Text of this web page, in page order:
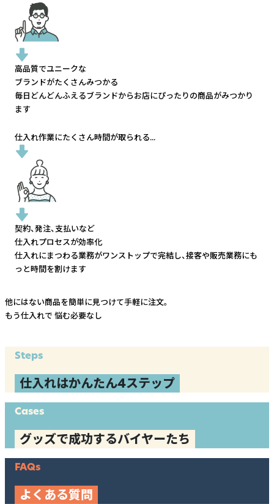
高品質でユニークな
ブランドがたくさんみつかる
毎日どんどんふえるブランドからお店にぴったりの商品がみつかり
ます
仕入れ作業にたくさん時間が取られる...
契約、発注、支払いなど
仕入れプロセスが効率化
仕入れにまつわる業務がワンストップで完結し、接客や販売業務にも
っと時間を割けます
他にはない商品を簡単に見つけて手軽に注文。
もう仕入れで 悩む必要なし
Steps
仕入れはかんたん4ステップ
Cases
グッズで成功するバイヤーたち
FAQs
よくある質問